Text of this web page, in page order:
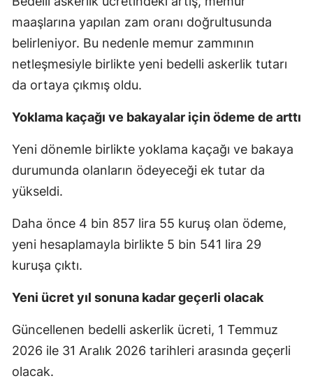
maaşlarına yapılan zam oranı doğrultusunda
belirleniyor. Bu nedenle memur zammının
netleşmesiyle birlikte yeni bedelli askerlik tutarı
da ortaya çıkmış oldu.
Yoklama kaçağı ve bakayalar için ödeme de arttı
Yeni dönemle birlikte yoklama kaçağı ve bakaya
durumunda olanların ödeyeceği ek tutar da
yükseldi.
Daha önce 4 bin 857 lira 55 kuruş olan ödeme,
yeni hesaplamayla birlikte 5 bin 541 lira 29
kuruşa çıktı.
Yeni ücret yıl sonuna kadar geçerli olacak
Güncellenen bedelli askerlik ücreti, 1 Temmuz
2026 ile 31 Aralık 2026 tarihleri arasında geçerli
olacak.